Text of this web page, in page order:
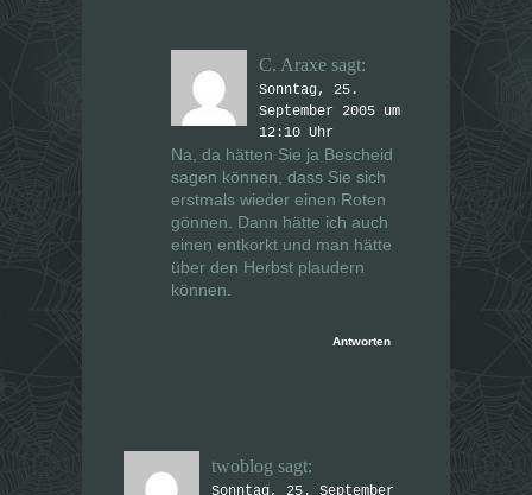
C. Araxe sagt:
Sonntag, 25.
September 2005 um
12:10 Uhr
Na, da hätten Sie ja Bescheid
sagen können, dass Sie sich
erstmals wieder einen Roten
gönnen. Dann hätte ich auch
einen entkorkt und man hätte
über den Herbst plaudern
können.
Antworten
twoblog sagt:
Sonntag, 25. September